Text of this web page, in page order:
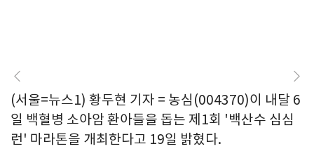
(서울=뉴스1) 황두현 기자 = 농심(004370)이 내달 6
일 백혈병 소아암 환아들을 돕는 제1회 '백산수 심심
런' 마라톤을 개최한다고 19일 밝혔다.